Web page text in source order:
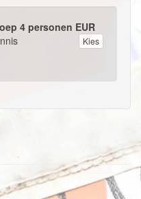
4 personen EUR
Kies